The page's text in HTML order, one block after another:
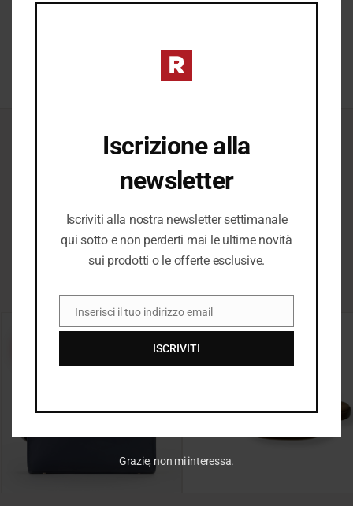
Il Meglio del
Meglio
Iscrizione alla
newsletter
Iscriviti alla nostra newsletter settimanale
qui sotto e non perderti mai le ultime novità
sui prodotti o le offerte esclusive.
EMAIL
Inserisci il tuo indirizzo email
ISCRIVITI
Grazie, non mi interessa.